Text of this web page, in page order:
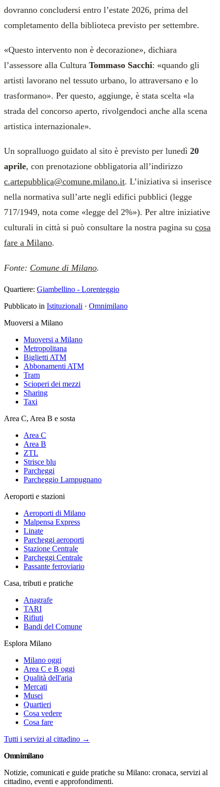
dovranno concludersi entro l’estate 2026, prima del
completamento della biblioteca previsto per settembre.
«Questo intervento non è decorazione», dichiara
l’assessore alla Cultura Tommaso Sacchi: «quando gli
artisti lavorano nel tessuto urbano, lo attraversano e lo
trasformano». Per questo, aggiunge, è stata scelta «la
strada del concorso aperto, rivolgendoci anche alla scena
artistica internazionale».
Un sopralluogo guidato al sito è previsto per lunedì 20
aprile, con prenotazione obbligatoria all’indirizzo
c.artepubblica@comune.milano.it. L’iniziativa si inserisce
nella normativa sull’arte negli edifici pubblici (legge
717/1949, nota come «legge del 2%»). Per altre iniziative
culturali in città si può consultare la nostra pagina su cosa
fare a Milano.
Fonte: Comune di Milano.
Quartiere: Giambellino - Lorenteggio
Pubblicato in Istituzionali · Omnimilano
Muoversi a Milano
Muoversi a Milano
Metropolitana
Biglietti ATM
Abbonamenti ATM
Tram
Scioperi dei mezzi
Sharing
Taxi
Area C, Area B e sosta
Area C
Area B
ZTL
Strisce blu
Parcheggi
Parcheggio Lampugnano
Aeroporti e stazioni
Aeroporti di Milano
Malpensa Express
Linate
Parcheggi aeroporti
Stazione Centrale
Parcheggi Centrale
Passante ferroviario
Casa, tributi e pratiche
Anagrafe
TARI
Rifiuti
Bandi del Comune
Esplora Milano
Milano oggi
Area C e B oggi
Qualità dell'aria
Mercati
Musei
Quartieri
Cosa vedere
Cosa fare
Tutti i servizi al cittadino →
Omnimilano
Notizie, comunicati e guide pratiche su Milano: cronaca, servizi al
cittadino, eventi e approfondimenti.